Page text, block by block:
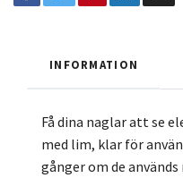
INFORMATION
Få dina naglar att se
med lim, klar för
gånger om de